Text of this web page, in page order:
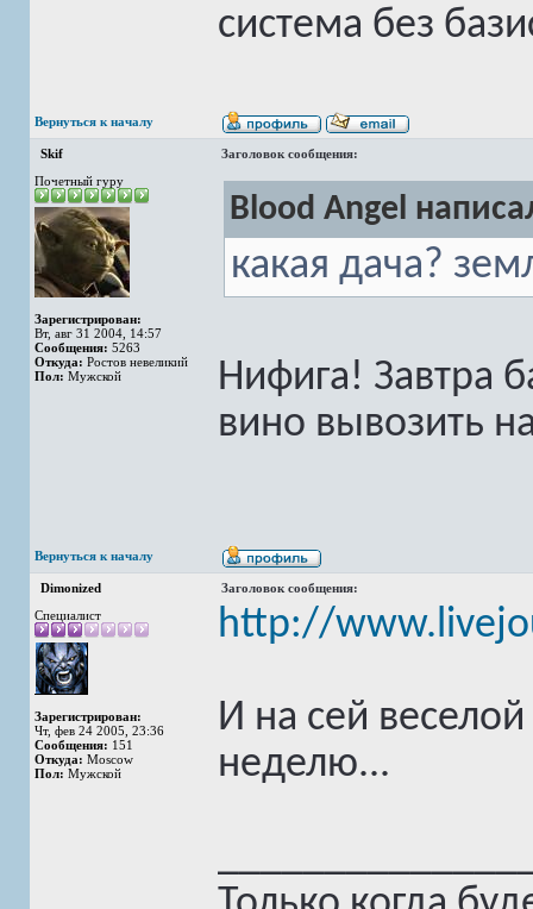
система без
Вернуться к началу
Skif
Заголовок сообщения:
Почетный гуру
Зарегистрирован:
Вт, авг 31 2004, 14:57
Сообщения: 5263
Откуда: Ростов невеликий
Пол: Мужской
Blood Angel
какая дача?
Нифига! Завтра
вино вывозить
Вернуться к началу
Dimonized
Заголовок сообщения:
Специалист
Зарегистрирован:
Чт, фев 24 2005, 23:36
Сообщения: 151
Откуда: Moscow
Пол: Мужской
http://
И на сей
неделю...